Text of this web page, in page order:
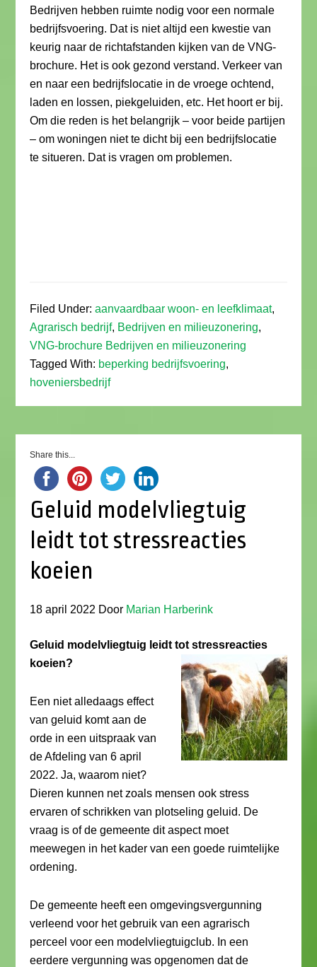
Bedrijven hebben ruimte nodig voor een normale
bedrijfsvoering. Dat is niet altijd een kwestie van
keurig naar de richtafstanden kijken van de VNG-
brochure. Het is ook gezond verstand. Verkeer van
en naar een bedrijfslocatie in de vroege ochtend,
laden en lossen, piekgeluiden, etc. Het hoort er bij.
Om die reden is het belangrijk – voor beide partijen
– om woningen niet te dicht bij een bedrijfslocatie
te situeren. Dat is vragen om problemen.
Filed Under:aanvaardbaar woon- en leefklimaat,
Agrarisch bedrijf, Bedrijven en milieuzonering,
VNG-brochure Bedrijven en milieuzonering
Tagged With: beperking bedrijfsvoering,
hoveniersbedrijf
Share this...
Geluid modelvliegtuig
leidt tot stressreacties
koeien
18 april 2022 Door Marian Harberink
Geluid modelvliegtuig leidt tot stressreacties
koeien?
Een niet alledaags effect
van geluid komt aan de
orde in een uitspraak van
de Afdeling van 6 april
2022. Ja, waarom niet?
Dieren kunnen net zoals mensen ook stress
ervaren of schrikken van plotseling geluid. De
vraag is of de gemeente dit aspect moet
meewegen in het kader van een goede ruimtelijke
ordening.
De gemeente heeft een omgevingsvergunning
verleend voor het gebruik van een agrarisch
perceel voor een modelvliegtuigclub. In een
eerdere vergunning was opgenomen dat de